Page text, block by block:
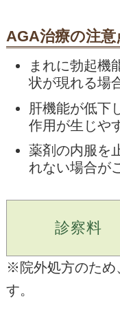
AGA治療の注
まれに勃起機
状が現れる場
肝機能が低下
作用が生じや
薬剤の内服を
れない場合が
診察料
※院外処方のため
す。